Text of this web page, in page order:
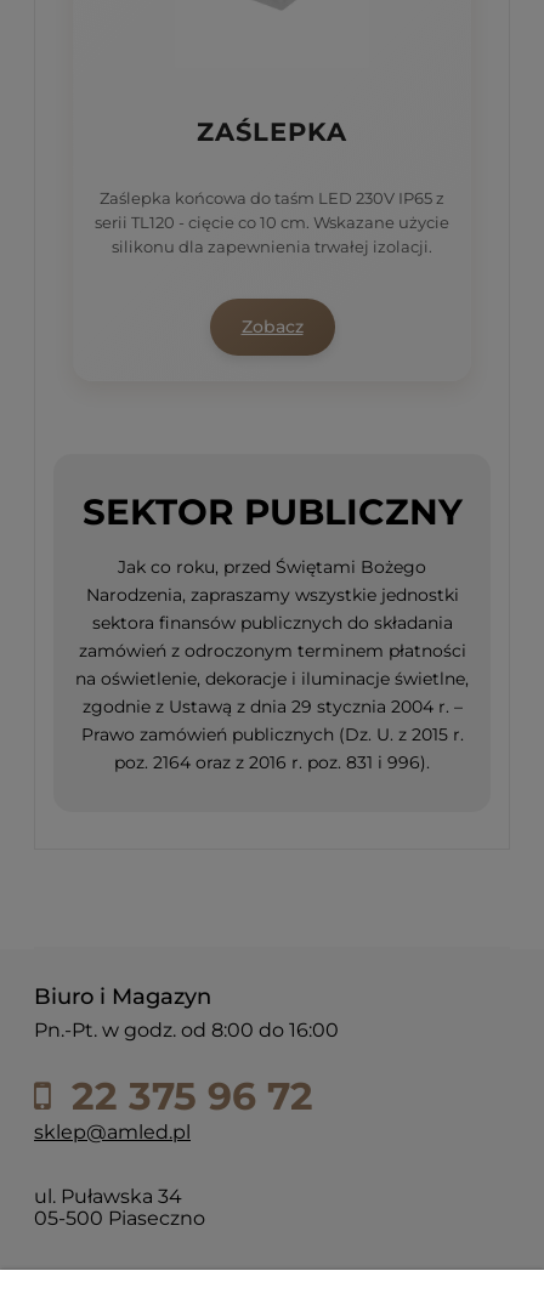
ZAŚLEPKA
Zaślepka końcowa do taśm LED 230V IP65 z
serii TL120 - cięcie co 10 cm. Wskazane użycie
silikonu dla zapewnienia trwałej izolacji.
Zobacz
SEKTOR PUBLICZNY
Jak co roku, przed Świętami Bożego
Narodzenia, zapraszamy wszystkie jednostki
sektora finansów publicznych do składania
zamówień z odroczonym terminem płatności
na oświetlenie, dekoracje i iluminacje świetlne,
zgodnie z Ustawą z dnia 29 stycznia 2004 r. –
Prawo zamówień publicznych (Dz. U. z 2015 r.
poz. 2164 oraz z 2016 r. poz. 831 i 996).
Biuro i Magazyn
Pn.-Pt. w godz. od 8:00 do 16:00
22 375 96 72
sklep@amled.pl
ul. Puławska 34
05-500 Piaseczno